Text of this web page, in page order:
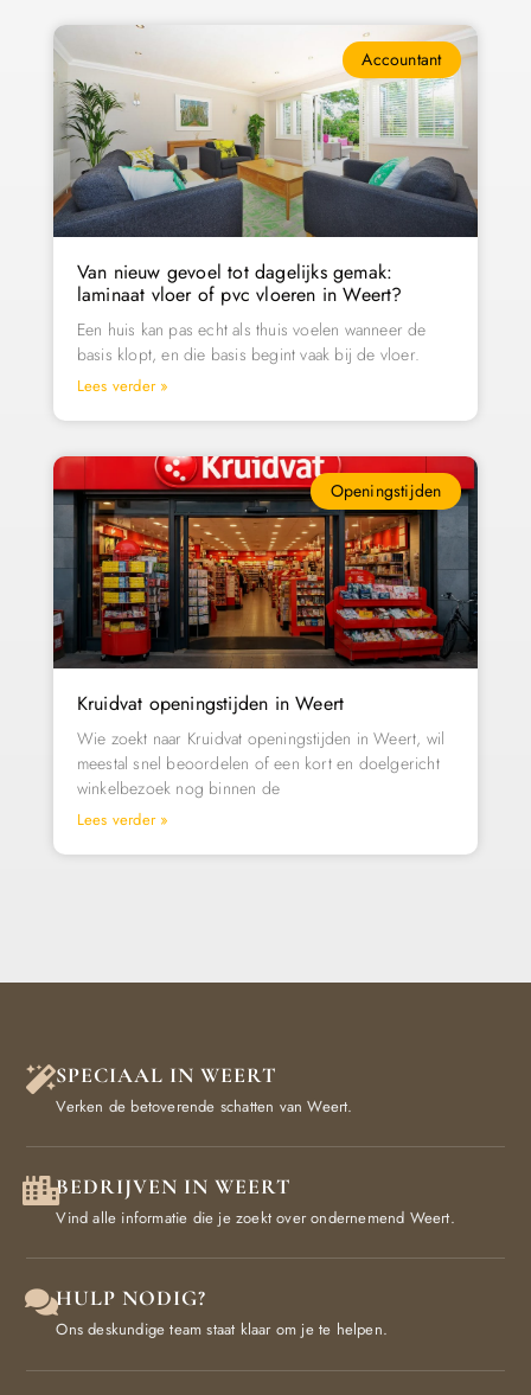
Accountant
Van nieuw gevoel tot dagelijks gemak:
laminaat vloer of pvc vloeren in Weert?
Een huis kan pas echt als thuis voelen wanneer de
basis klopt, en die basis begint vaak bij de vloer.
Lees verder »
Openingstijden
Kruidvat openingstijden in Weert
Wie zoekt naar Kruidvat openingstijden in Weert, wil
meestal snel beoordelen of een kort en doelgericht
winkelbezoek nog binnen de
Lees verder »
SPECIAAL IN WEERT
Verken de betoverende schatten van Weert.
BEDRIJVEN IN WEERT
Vind alle informatie die je zoekt over ondernemend Weert.
HULP NODIG?
Ons deskundige team staat klaar om je te helpen.